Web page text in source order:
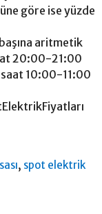
göre ise yüzde
aritmetik
20:00-21:00
saat 10:00-11:00
, spot elektrik